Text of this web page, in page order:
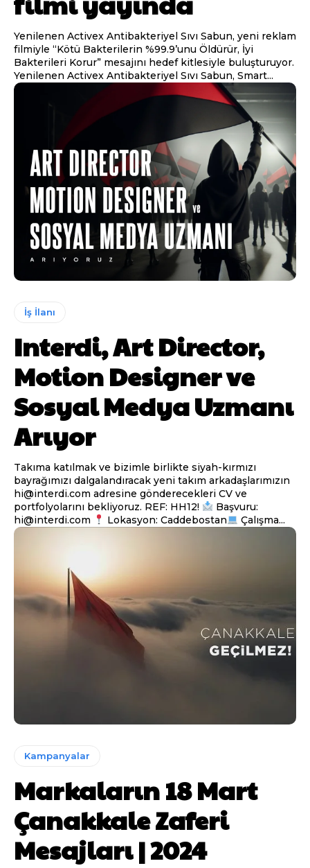
Yenilenen Activex Antibakteriyel Sıvı Sabun, yeni reklam
filmiyle “Kötü Bakterilerin %99.9’unu Öldürür, İyi
Bakterileri Korur” mesajını hedef kitlesiyle buluşturuyor.
Yenilenen Activex Antibakteriyel Sıvı Sabun, Smart...
İş İlanı
Interdi, Art Director,
Motion Designer ve
Sosyal Medya Uzmanı
Arıyor
Takıma katılmak ve bizimle birlikte siyah-kırmızı
bayrağımızı dalgalandıracak yeni takım arkadaşlarımızın
hi@interdi.com adresine gönderecekleri CV ve
portfolyolarını bekliyoruz. REF: HH12!
Başvuru:
hi@interdi.com
Lokasyon: Caddebostan Çalışma...
Kampanyalar
Markaların 18 Mart
Çanakkale Zaferi
Mesajları | 2024